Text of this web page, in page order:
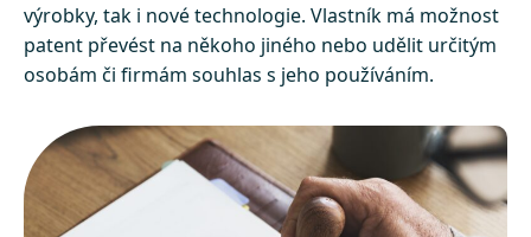
výrobky, tak i nové technologie. Vlastník má možnost
patent převést na někoho jiného nebo udělit určitým
osobám či firmám souhlas s jeho používáním.